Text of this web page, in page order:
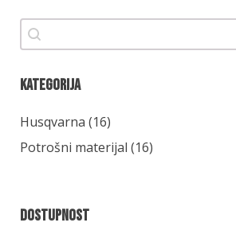
Pretraži
Pretraži
Kategorija
Kategorija
Husqvarna (16)
Potrošni materijal (16)
Dostupnost